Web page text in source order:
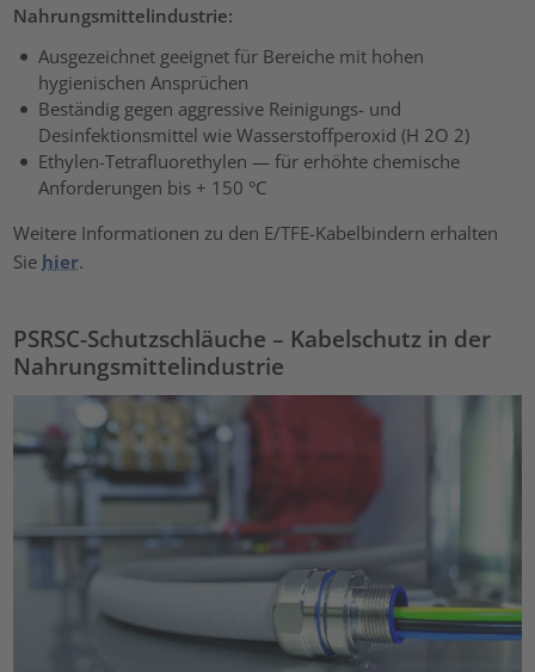
Nahrungsmittelindustrie:
Ausgezeichnet geeignet für Bereiche mit hohen
hygienischen Ansprüchen
Beständig gegen aggressive Reinigungs- und
Desinfektionsmittel wie Wasserstoffperoxid (H 2O 2)
Ethylen-Tetrafluorethylen — für erhöhte chemische
Anforderungen bis + 150 °C
Weitere Informationen zu den E/TFE-Kabelbindern erhalten
Sie hier.
PSRSC-Schutzschläuche – Kabelschutz in der
Nahrungsmittelindustrie